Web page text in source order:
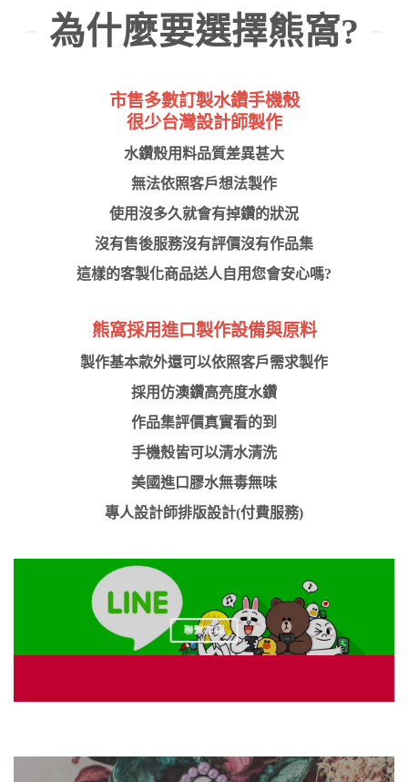
為什麼要選擇熊窩?
市售多數訂製水鑽手機殼
很少台灣設計師製作
水鑽殼用料品質差異甚大
無法依照客戶想法製作
使用沒多久就會有掉鑽的狀況
沒有售後服務沒有評價沒有作品集
這樣的客製化商品送人自用您會安心嗎?
熊窩採用進口製作設備與原料
製作基本款外還可以依照客戶需求製作
採用仿澳鑽高亮度水鑽
作品集評價真實看的到
手機殼皆可以清水清洗
美國進口膠水無毒無味
專人設計師排版設計(付費服務)
聯繫客服